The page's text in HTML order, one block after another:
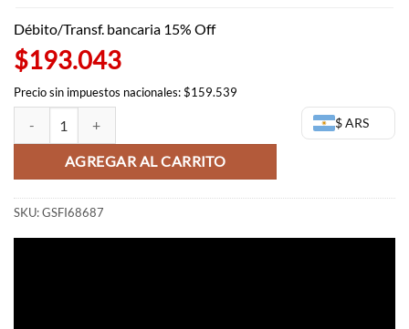
Débito/Transf. bancaria 15% Off
$193.043
Precio sin impuestos nacionales: $159.539
$ ARS
Power Figma - Chainsaw man - Good Smile Company cantidad
AGREGAR AL CARRITO
SKU:GSFI68687